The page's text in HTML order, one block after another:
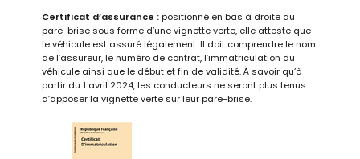
Certificat d’assurance : positionné en bas à droite du
pare-brise sous forme d’une vignette verte, elle atteste que
le véhicule est assuré légalement. Il doit comprendre le nom
de l’assureur, le numéro de contrat, l’immatriculation du
véhicule ainsi que le début et fin de validité. À savoir qu’à
partir du 1 avril 2024, les conducteurs ne seront plus tenus
d’apposer la vignette verte sur leur pare-brise.